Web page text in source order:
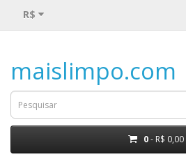
R$
maislimpo.com
0- R$ 0,00